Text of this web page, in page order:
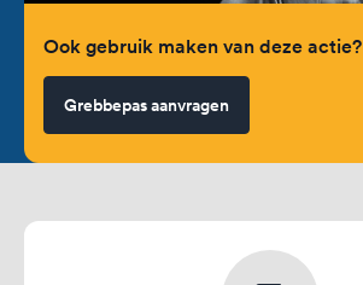
Ook gebruik maken van deze actie?
Grebbepas aanvragen